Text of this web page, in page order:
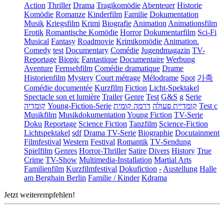
Action Thriller Drama Tragikomödie Abenteuer Historie
Komödie Romanze Kinderfilm Familie Dokumentation
Musik Kriegsfilm Krimi Biografie Animation Animationsfilm
Erotik Romantische Komödie Horror Dokumentarfilm Sci-Fi
Musical Fantasy Roadmovie Krimikomödie Animation.
Comedy test Documentary Comédie Jugendmagazin TV-
Reportage Biopic Fantastique Documentaire Werbung
Aventure Fernsehfilm Comédie dramatique Drame
Historienfilm Mystery Court métrage Mélodrame Spot 가족
Comédie documentée Kurzfilm Fiction Licht-Spektakel
Spectacle son et lumière Trailer Genre Test G&S g Serie
קומדיה Young-Fiction-Serie קומדיית פעולה דרמה קומית
Test c
Musikfilm Musikdokumentation Young Fiction TV-Serie
Doku Reportage Science Fiction Tanzfilm Science-Fiction
Lichtspektakel sdf Drama TV-Serie Biographie Docutainment
Filmfestival Western Festival Romantik TV-Sendung
Spielfilm Genres Horror-Thriller Satire Divers History True
Crime TV-Show Multimedia-Installation Martial Arts
Familienfilm Kurzfilmfestival Dokufiction - Austellung Halle
am Berghain Berlin Familie / Kinder Kdrama
Jetzt weiterempfehlen!